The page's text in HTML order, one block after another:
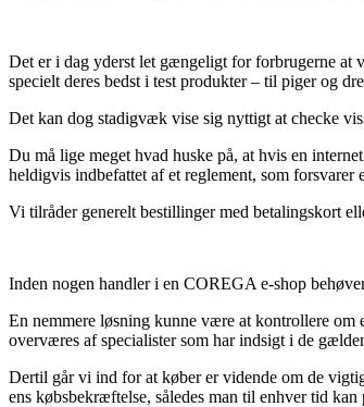
Det er i dag yderst let gængeligt for forbrugerne at
specielt deres bedst i test produkter – til piger og
Det kan dog stadigvæk vise sig nyttigt at checke
Du må lige meget hvad huske på, at hvis en
heldigvis indbefattet af et reglement, som forsvarer
Vi tilråder generelt bestillinger med betalingskort
Inden nogen handler i en COREGA e-shop
En nemmere løsning kunne være at kontrollere
overværes af specialister som har indsigt i de
Dertil går vi ind for at køber er vidende om de
ens købsbekræftelse, således man til enhver tid